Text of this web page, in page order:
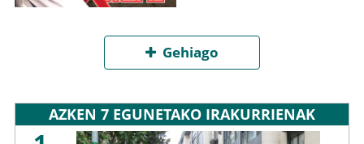
Gehiago
AZKEN 7 EGUNETAKO IRAKURRIENAK